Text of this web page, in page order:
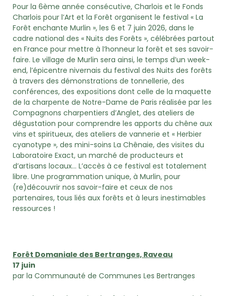
Pour la 6ème année consécutive, Charlois et le Fonds
Charlois pour l’Art et la Forêt organisent le festival « La
Forêt enchante Murlin », les 6 et 7 juin 2026, dans le
cadre national des « Nuits des Forêts », célébrées partout
en France pour mettre à l’honneur la forêt et ses savoir-
faire. Le village de Murlin sera ainsi, le temps d’un week-
end, l’épicentre nivernais du festival des Nuits des forêts
à travers des démonstrations de tonnellerie, des
conférences, des expositions dont celle de la maquette
de la charpente de Notre-Dame de Paris réalisée par les
Compagnons charpentiers d’Anglet, des ateliers de
dégustation pour comprendre les apports du chêne aux
vins et spiritueux, des ateliers de vannerie et « Herbier
cyanotype », des mini-soins La Chênaie, des visites du
Laboratoire Exact, un marché de producteurs et
d’artisans locaux… L’accès à ce festival est totalement
libre. Une programmation unique, à Murlin, pour
(re)découvrir nos savoir-faire et ceux de nos
partenaires, tous liés aux forêts et à leurs inestimables
ressources !
Forêt Domaniale des Bertranges, Raveau
17 juin
par la Communauté de Communes Les Bertranges